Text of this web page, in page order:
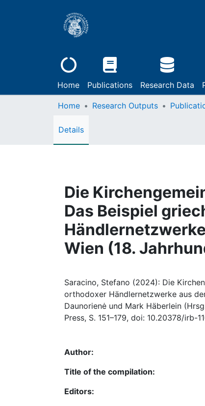
Home Publications Research Data
Home Research Outputs
Details
Die
Das Beispiel
Wien (18.
Saracino, Stefano (2024): Die
orthodoxer Händlernetzwerke aus
Daunorienė und Mark Häberlein
Press, S. 151–179, doi: 10.20378/irb-
Author:
Title of the compilation:
Editors: